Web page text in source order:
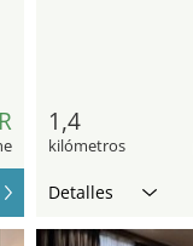
1,4
kilómetros
Detalles